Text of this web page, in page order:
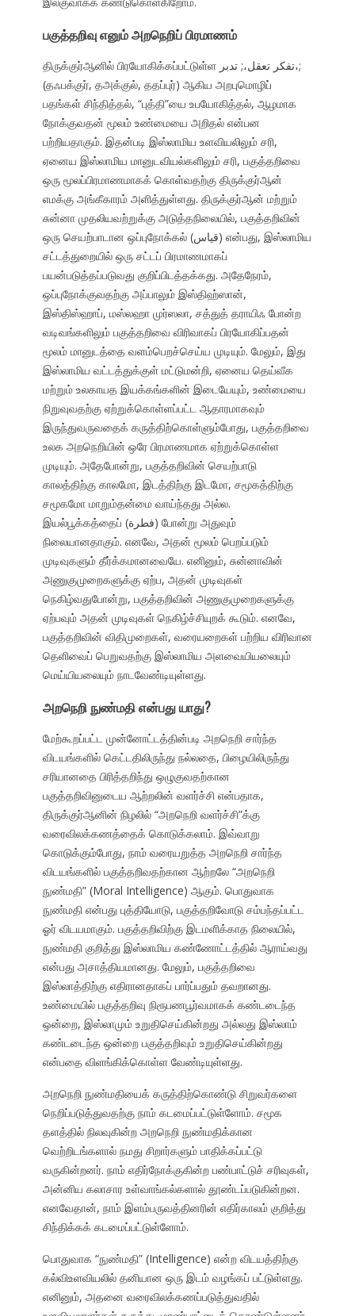
பகுத்தறிவு எனும் அறநெறிப் பிரமாணம்
திருக்குர்ஆனில் பிரயோகிக்கப்பட்டுள்ள تفکر تعقل،; تدبر،;
(தஃபக்குர், தஅக்குல், ததப்புர்) ஆகிய அறபுமொழிப்
பதங்கள் சிந்தித்தல், “புத்தி”யை உபயோகித்தல், ஆழமாக
நோக்குவதன் மூலம் உண்மையை அறிதல் என்பன
பற்றியதாகும். இதன்படி இஸ்லாமிய உளவியலிலும் சரி,
ஏனைய இஸ்லாமிய மானுடவியல்களிலும் சரி, பகுத்தறிவை
ஒரு மூலப்பிரமாணமாகக் கொள்வதற்கு திருக்குர்ஆன்
எமக்கு அங்கீகாரம் அளித்துள்ளது. திருக்குர்ஆன் மற்றும்
சுன்னா முதலியவற்றுக்கு அடுத்தநிலையில், பகுத்தறிவின்
ஒரு செயற்பாடான ஒப்புநோக்கல் (قیاس) என்பது, இஸ்லாமிய
சட்டத்துறையில் ஒரு சட்டப் பிரமாணமாகப்
பயன்படுத்தப்படுவது குறிப்பிடத்தக்கது. அதேநேரம்,
ஒப்புநோக்குவதற்கு அப்பாலும் இஸ்திஹ்ஸான்,
இஸ்திஸ்ஹாப், மஸ்லஹா முர்ஸலா, சத்துத் தராயிஃ போன்ற
வடிவங்களிலும் பகுத்தறிவை விரிவாகப் பிரயோகிப்பதன்
மூலம் மானுடத்தை வளம்பெறச்செய்ய முடியும். மேலும், இது
இஸ்லாமிய வட்டத்துக்குள் மட்டுமன்றி, ஏனைய தெய்வீக
மற்றும் உலகாயத இயக்கங்களின் இடையேயும், உண்மையை
நிறுவுவதற்கு ஏற்றுக்கொள்ளப்பட்ட ஆதாரமாகவும்
இருந்துவருவதைக் கருத்திற்கொள்ளும்போது, பகுத்தறிவை
உலக அறநெறியின் ஒரே பிரமாணமாக ஏற்றுக்கொள்ள
முடியும். அதேபோன்று, பகுத்தறிவின் செயற்பாடு
காலத்திற்கு காலமோ, இடத்திற்கு இடமோ, சமூகத்திற்கு
சமூகமோ மாறும்தன்மை வாய்ந்தது அல்ல.
இயல்பூக்கத்தைப் (فطرة) போன்று அதுவும்
நிலையானதாகும். எனவே, அதன் மூலம் பெறப்படும்
முடிவுகளும் தீர்க்கமானவையே. எனினும், சுன்னாவின்
அணுகுமுறைகளுக்கு ஏற்ப, அதன் முடிவுகள்
நெகிழ்வதுபோன்று, பகுத்தறிவின் அணுகுமுறைகளுக்கு
ஏற்பவும் அதன் முடிவுகள் நெகிழ்ச்சியுறக் கூடும். எனவே,
பகுத்தறிவின் விதிமுறைகள், வரையறைகள் பற்றிய விரிவான
தெளிவைப் பெறுவதற்கு இஸ்லாமிய அளவையியலையும்
மெய்யியலையும் நாடவேண்டியுள்ளது.
அறநெறி நுண்மதி என்பது யாது?
மேற்கூறப்பட்ட முன்னோட்டத்தின்படி அறநெறி சார்ந்த
விடயங்களில் கெட்டதிலிருந்து நல்லதை, பிழையிலிருந்து
சரியானதை பிரித்தறிந்து ஒழுகுவதற்கான
பகுத்தறிவினுடைய ஆற்றலின் வளர்ச்சி என்பதாக,
திருக்குர்ஆனின் நிழலில் “அறநெறி வளர்ச்சி”க்கு
வரைவிலக்கணத்தைக் கொடுக்கலாம். இவ்வாறு
கொடுக்கும்போது, நாம் வரையறுத்த அறநெறி சார்ந்த
விடயங்களில் பகுத்தறிவதற்கான ஆற்றலே “அறநெறி
நுண்மதி” (Moral Intelligence) ஆகும். பொதுவாக
நுண்மதி என்பது புத்தியோடு, பகுத்தறிவோடு சம்பந்தப்பட்ட
ஓர் விடயமாகும். பகுத்தறிவிற்கு இடமளிக்காத நிலையில்,
நுண்மதி குறித்து இஸ்லாமிய கண்ணோட்டத்தில் ஆராய்வது
என்பது அசாத்தியமானது. மேலும், பகுத்தறிவை
இஸ்லாத்திற்கு எதிரானதாகப் பார்ப்பதும் தவறானது.
உண்மையில் பகுத்தறிவு நிரூபணபூர்வமாகக் கண்டடைந்த
ஒன்றை, இஸ்லாமும் உறுதிசெய்கின்றது அல்லது இஸ்லாம்
கண்டடைந்த ஒன்றை பகுத்தறிவும் உறுதிசெய்கின்றது
என்பதை விளங்கிக்கொள்ள வேண்டியுள்ளது.
அறநெறி நுண்மதியைக் கருத்திற்கொண்டு சிறுவர்களை
நெறிப்படுத்துவதற்கு நாம் கடமைப்பட்டுள்ளோம். சமூக
தளத்தில் நிலவுகின்ற அறநெறி நுண்மதிக்கான
வெற்றிடங்களால் நமது சிறார்களும் பாதிக்கப்பட்டு
வருகின்றனர். நாம் எதிர்நோக்குகின்ற பண்பாட்டுச் சரிவுகள்,
அன்னிய கலாசார உள்வாங்கல்களால் தூண்டப்படுகின்றன.
எனவேதான், நாம் இளம்பருவத்தினரின் எதிர்காலம் குறித்து
சிந்திக்கக் கடமைப்பட்டுள்ளோம்.
பொதுவாக “நுண்மதி” (Intelligence) என்ற விடயத்திற்கு
கல்விஉளவியலில் தனியான ஒரு இடம் வழங்கப் பட்டுள்ளது.
எனினும், அதனை வரைவிலக்கணப்படுத்துவதில்